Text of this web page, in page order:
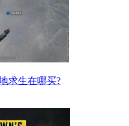
求生在哪买?